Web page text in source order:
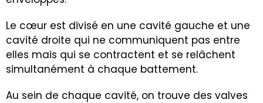
Le cœur est divisé en une cavité gauche et une
cavité droite qui ne communiquent pas entre
elles mais qui se contractent et se relâchent
simultanément à chaque battement.
Au sein de chaque cavité, on trouve des valves